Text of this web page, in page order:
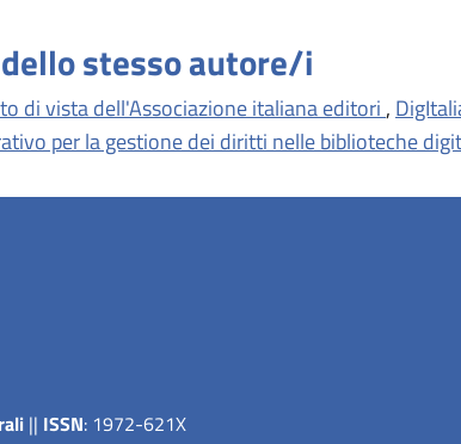
stesso autore/i
di vista dell'Associazione italiana editori ,
per la gestione dei diritti nelle biblioteche
|| ISSN: 1972-621X